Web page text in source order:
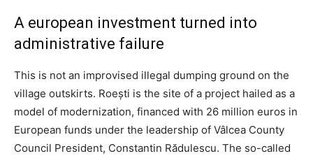
A european investment turned into
administrative failure
This is not an improvised illegal dumping ground on the
village outskirts. Roești is the site of a project hailed as a
model of modernization, financed with 26 million euros in
European funds under the leadership of Vâlcea County
Council President, Constantin Rădulescu. The so-called